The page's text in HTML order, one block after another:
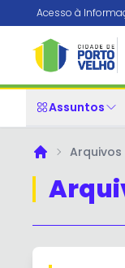
Acesso à
Assuntos
PrincipalArquivos